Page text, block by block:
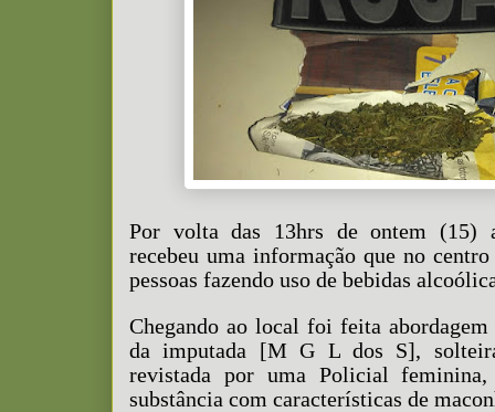
Por volta das 13hrs de ontem (15)
recebeu uma informação que no
pessoas fazendo uso de bebidas
Chegando ao local foi feita abordagem
da imputada [M G L dos S],
revistada por uma Policial
substância com características de